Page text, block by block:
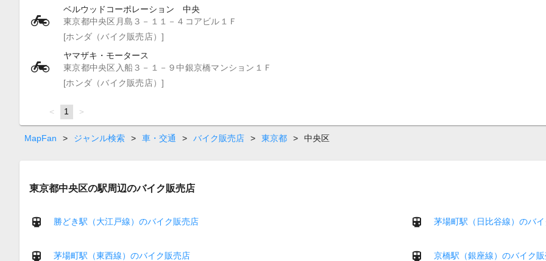
ベルウッドコーポレーション 中央
東京都中央区月島３－１１－４コアビル１Ｆ
[ホンダ（バイク販売店）]
ヤマザキ・モータース
東京都中央区入船３－１－９中銀京橋マンション１Ｆ
[ホンダ（バイク販売店）]
page
You're
on
page
1 page
MapFan > ジャンル検索 > 車・交通 > バイク販売店 > 東京都 > 中央区
東京都中央区の駅周辺のバイク販売店
勝どき駅（大江戸線）のバイク販売店 茅場町駅（日比谷線）のバ
茅場町駅（東西線）のバイク販売店 京橋駅（銀座線）のバイク